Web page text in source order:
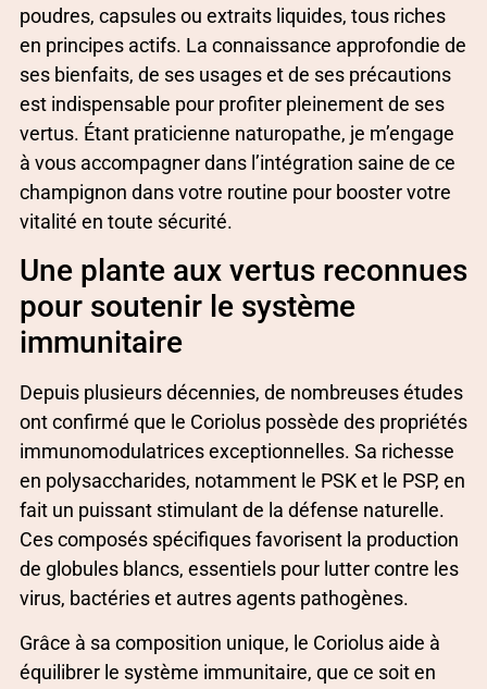
poudres, capsules ou extraits liquides, tous riches
en principes actifs. La connaissance approfondie de
ses bienfaits, de ses usages et de ses précautions
est indispensable pour profiter pleinement de ses
vertus. Étant praticienne naturopathe, je m’engage
à vous accompagner dans l’intégration saine de ce
champignon dans votre routine pour booster votre
vitalité en toute sécurité.
Une plante aux vertus reconnues
pour soutenir le système
immunitaire
Depuis plusieurs décennies, de nombreuses études
ont confirmé que le Coriolus possède des propriétés
immunomodulatrices exceptionnelles. Sa richesse
en polysaccharides, notamment le PSK et le PSP, en
fait un puissant stimulant de la défense naturelle.
Ces composés spécifiques favorisent la production
de globules blancs, essentiels pour lutter contre les
virus, bactéries et autres agents pathogènes.
Grâce à sa composition unique, le Coriolus aide à
équilibrer le système immunitaire, que ce soit en